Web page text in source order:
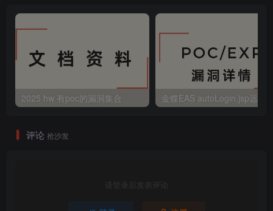
2025 hw 有poc的漏洞集合
评论 抢沙发
请登录后发表评论